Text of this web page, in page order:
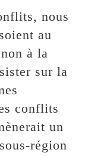
nous
au
à la
sur la
conflits
un
région